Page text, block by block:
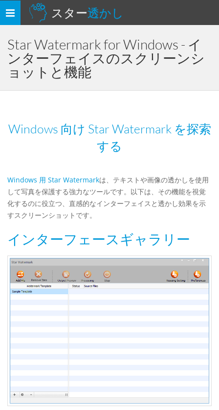
ナ
ビ
ー
シ
ョ
替
スター透かし
Star Watermark for Windows - イ
ンターフェイスのスクリーンシ
ョットと機能
Windows 向け Star Watermark を探索
する
Windows 用 Star Watermarkは、テキストや画像の透かしを使用
して写真を保護する強力なツールです。以下は、その機能を視覚
化するのに役立つ、直感的なインターフェイスと透かし効果を示
すスクリーンショットです。
インターフェースギャラリー